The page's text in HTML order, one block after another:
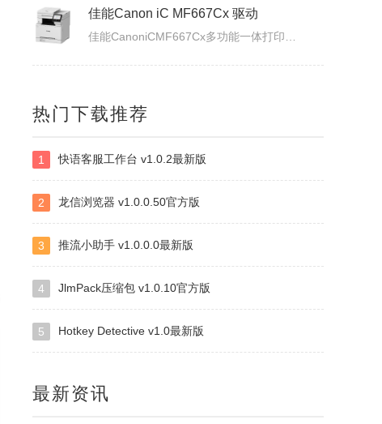
佳能Canon iC MF667Cx 驱动
佳能CanoniCMF667Cx多功能一体打印机驱动下载发布日期：2026年7月3日版本：UFRII打印机驱动程序－V3.40/ScanGear扫描驱动程序－V11.3.0.0适用于：Windows10/Windows11系统。
白金岛南昌麻将
白金岛掼蛋
热门下载推荐
1 快语客服工作台 v1.0.2最新版
2 龙信浏览器 v1.0.0.50官方版
3 推流小助手 v1.0.0.0最新版
4 JlmPack压缩包 v1.0.10官方版
5 Hotkey Detective v1.0最新版
最新资讯